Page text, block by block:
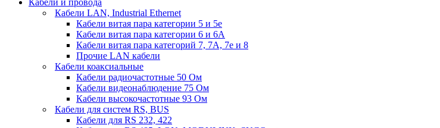
Кабели LAN, Industrial Ethernet
Кабели витая пара категории 5 и 5е
Кабели витая пара категории 6 и 6A
Кабели витая пара категорий 7, 7А, 7е и 8
Прочие LAN кабели
Кабели коаксиальные
Кабели радиочастотные 50 Ом
Кабели видеонаблюдение 75 Ом
Кабели высокочастотные 93 Ом
Кабели для систем RS, BUS
Кабели для RS 232, 422